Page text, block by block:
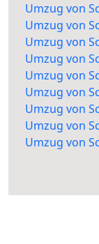
Umzug von
Umzug von
Umzug von
Umzug von
Umzug von
Umzug von
Umzug von
Umzug von
Umzug von